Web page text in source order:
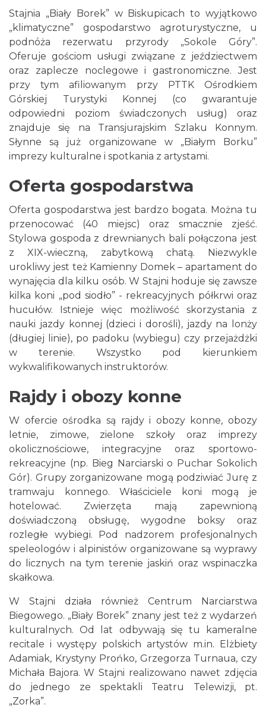
Stajnia „Biały Borek” w Biskupicach to wyjątkowo
„klimatyczne” gospodarstwo agroturystyczne, u
podnóża rezerwatu przyrody „Sokole Góry”.
Oferuje gościom usługi związane z jeździectwem
oraz zaplecze noclegowe i gastronomiczne. Jest
przy tym afiliowanym przy PTTK Ośrodkiem
Górskiej Turystyki Konnej (co gwarantuje
odpowiedni poziom świadczonych usług) oraz
znajduje się na Transjurajskim Szlaku Konnym.
Słynne są już organizowane w „Białym Borku”
imprezy kulturalne i spotkania z artystami.
Oferta gospodarstwa
Oferta gospodarstwa jest bardzo bogata. Można tu
przenocować (40 miejsc) oraz smacznie zjeść.
Stylowa gospoda z drewnianych bali połączona jest
z XIX-wieczną, zabytkową chatą. Niezwykle
urokliwy jest też Kamienny Domek – apartament do
wynajęcia dla kilku osób. W Stajni hoduje się zawsze
kilka koni „pod siodło” - rekreacyjnych półkrwi oraz
hucułów. Istnieje więc możliwość skorzystania z
nauki jazdy konnej (dzieci i dorośli), jazdy na lonży
(długiej linie), po padoku (wybiegu) czy przejażdżki
w terenie. Wszystko pod kierunkiem
wykwalifikowanych instruktorów.
Rajdy i obozy konne
W ofercie ośrodka są rajdy i obozy konne, obozy
letnie, zimowe, zielone szkoły oraz imprezy
okolicznościowe, integracyjne oraz sportowo-
rekreacyjne (np. Bieg Narciarski o Puchar Sokolich
Gór). Grupy zorganizowane mogą podziwiać Jurę z
tramwaju konnego. Właściciele koni mogą je
hotelować. Zwierzęta mają zapewnioną
doświadczoną obsługę, wygodne boksy oraz
rozległe wybiegi. Pod nadzorem profesjonalnych
speleologów i alpinistów organizowane są wyprawy
do licznych na tym terenie jaskiń oraz wspinaczka
skałkowa.
W Stajni działa również Centrum Narciarstwa
Biegowego. „Biały Borek” znany jest też z wydarzeń
kulturalnych. Od lat odbywają się tu kameralne
recitale i występy polskich artystów m.in. Elżbiety
Adamiak, Krystyny Prońko, Grzegorza Turnaua, czy
Michała Bajora. W Stajni realizowano nawet zdjęcia
do jednego ze spektakli Teatru Telewizji, pt.
„Zorka”.